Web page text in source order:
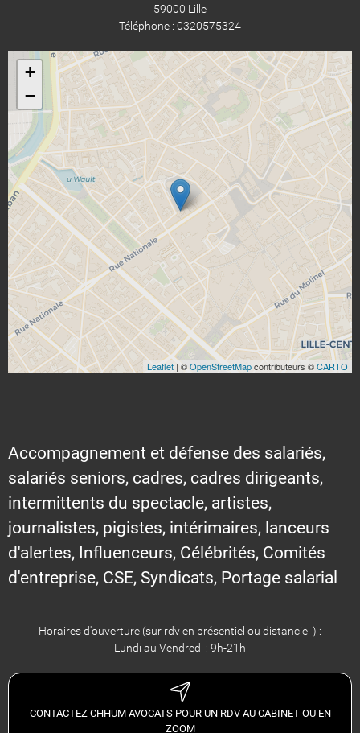
59000 Lille
Téléphone : 0320575324
+
−
Leaflet | ©OpenStreetMapcontributeurs ©CARTO
Accompagnement et défense des salariés,
salariés seniors, cadres, cadres dirigeants,
intermittents du spectacle, artistes,
journalistes, pigistes, intérimaires, lanceurs
d'alertes, Influenceurs, Célébrités, Comités
d'entreprise, CSE, Syndicats, Portage salarial
Horaires d'ouverture (sur rdv en présentiel ou distanciel ) :
Lundi au Vendredi : 9h-21h
CONTACTEZ CHHUM AVOCATS POUR UN RDV AU CABINET OU EN
ZOOM